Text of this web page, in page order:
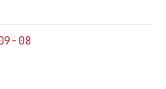
08